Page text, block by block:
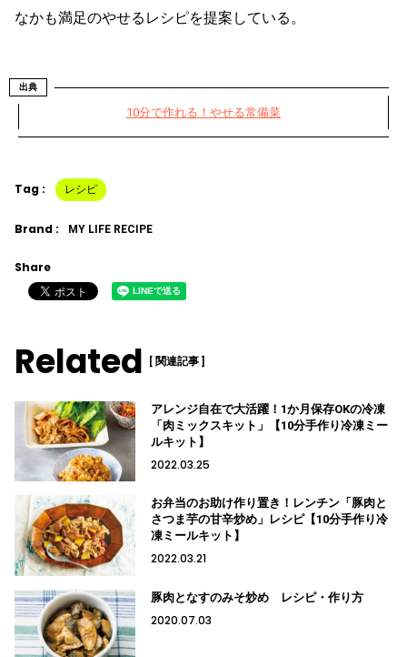
なかも満足のやせるレシピを提案している。
出典
10分で作れる！やせる常備菜
Tag : レシピ
Brand : MY LIFE RECIPE
Share
Related [ 関連記事 ]
アレンジ自在で大活躍！1か月保存OKの冷凍
「肉ミックスキット」【10分手作り冷凍ミー
ルキット】
2022.03.25
お弁当のお助け作り置き！レンチン「豚肉と
さつま芋の甘辛炒め」レシピ【10分手作り冷
凍ミールキット】
2022.03.21
豚肉となすのみそ炒め レシピ・作り方
2020.07.03